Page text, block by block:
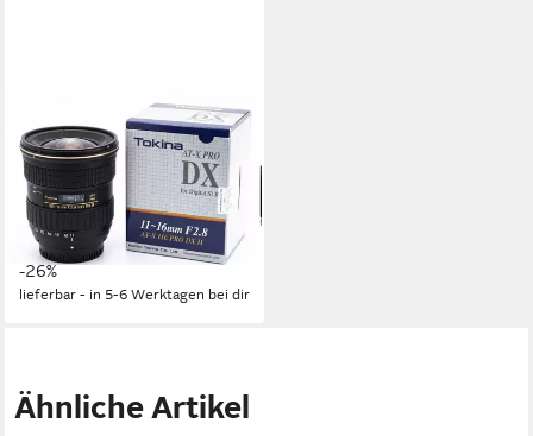
AT-X 11-16mm f/2,8 Pro DX II
Ultraweitwinkelzoom-Objektiv
für Canon Zoomobjektiv
479,00 €
UVP 649,00 €
17,19 €mtl. in 36 Raten
-26%
lieferbar - in 5-6 Werktagen bei dir
Ähnliche Artikel